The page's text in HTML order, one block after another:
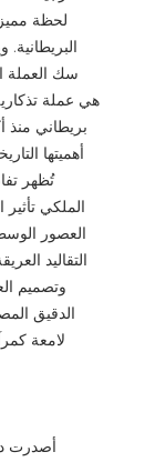
لحظة
سك العملة
هي عملة
أهميتها
تُظهر
الملكي
العصور
التقاليد
وتصميم
الدقيق
لامعة
أصدرت